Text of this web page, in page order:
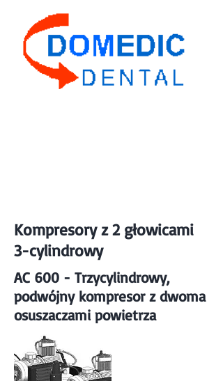
Kompresory z 2 głowicami
3-cylindrowy
AC 600 - Trzycylindrowy,
podwójny kompresor z dwoma
osuszaczami powietrza